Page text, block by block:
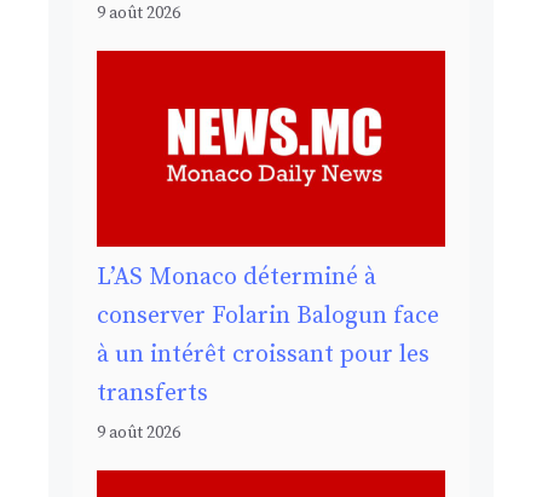
9 août 2026
L’AS Monaco déterminé à
conserver Folarin Balogun face
à un intérêt croissant pour les
transferts
9 août 2026